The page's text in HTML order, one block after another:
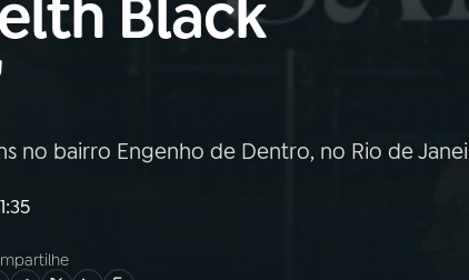
Black
no bairro Engenho de Dentro, no Rio de